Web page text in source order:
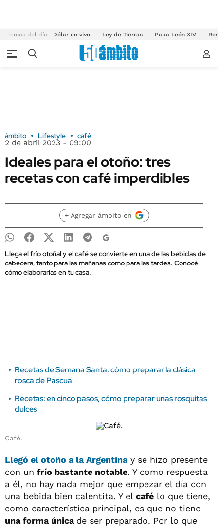
Temas del día Dólar en vivo Ley de Tierras Papa León XIV
ámbito Lifestyle café
2 de abril 2023 - 09:00
Ideales para el otoño: tres
recetas con café imperdibles
+ Agregar ámbito en
Llega el frío otoñal y el café se convierte en una de las bebidas de
cabecera, tanto para las mañanas como para las tardes. Conocé
cómo elaborarlas en tu casa.
Recetas de Semana Santa: cómo preparar la clásica
rosca de Pascua
Recetas: en cinco pasos, cómo preparar unas rosquitas
dulces
Café.
Llegó el otoño a laArgentinay se hizo presente
con un frío bastante notable. Y como respuesta
a él, no hay nada mejor que empezar el día con
una bebida bien calentita. Y el café lo que tiene,
como característica principal, es que no tiene
una forma única de ser preparado. Por lo que